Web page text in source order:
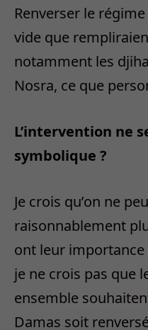
Renverser le
vide que
notamment les
Nosra, ce que
L’intervention ne
symbolique ?
Je crois qu’on ne
raisonnablement
ont leur importance
je ne crois pas que
ensemble
Damas soit